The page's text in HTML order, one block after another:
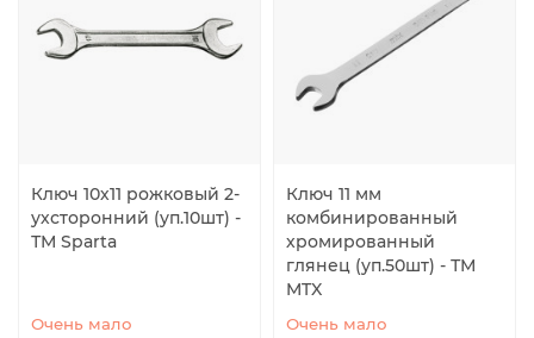
Ключ 10х11 рожковый 2-
ухсторонний (уп.10шт) -
ТМ Sparta
Очень мало
Ключ 11 мм
комбинированный
хромированный
глянец (уп.50шт) - ТМ
MTX
Очень мало